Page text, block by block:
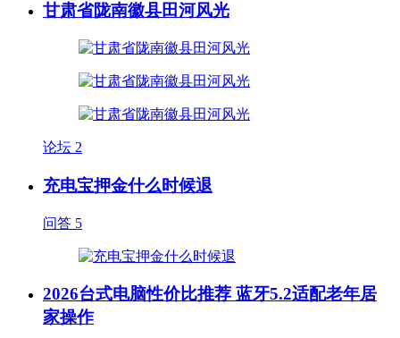
甘肃省陇南徽县田河风光
论坛 2
充电宝押金什么时候退
问答 5
2026台式电脑性价比推荐 蓝牙5.2适配老年居
家操作